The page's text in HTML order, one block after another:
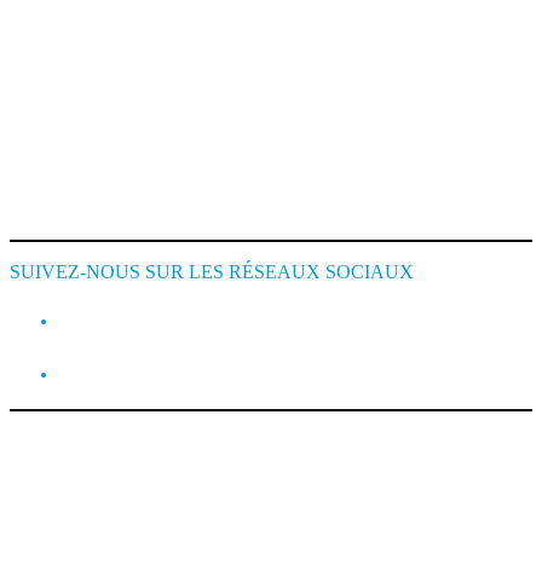
SUIVEZ-NOUS SUR LES RÉSEAUX SOCIAUX